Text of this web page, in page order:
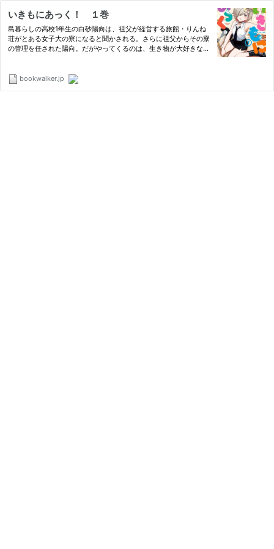
いきもにあっく！ １巻
島暮らしの高校1年生の白砂陽向は、祖父が経営する旅館・りんね
荘がとある女子大の寮になると聞かされる。さらに祖父からその寮
の管理を任された陽向。だがやってくるのは、生き物が大好きな変
bookwalker.jp